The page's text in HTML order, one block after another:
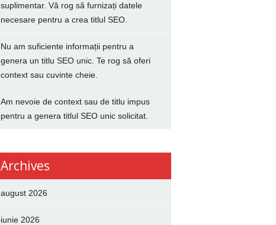
suplimentar. Vă rog să furnizați datele
necesare pentru a crea titlul SEO.
Nu am suficiente informații pentru a
genera un titlu SEO unic. Te rog să oferi
context sau cuvinte cheie.
Am nevoie de context sau de titlu impus
pentru a genera titlul SEO unic solicitat.
Archives
august 2026
iunie 2026